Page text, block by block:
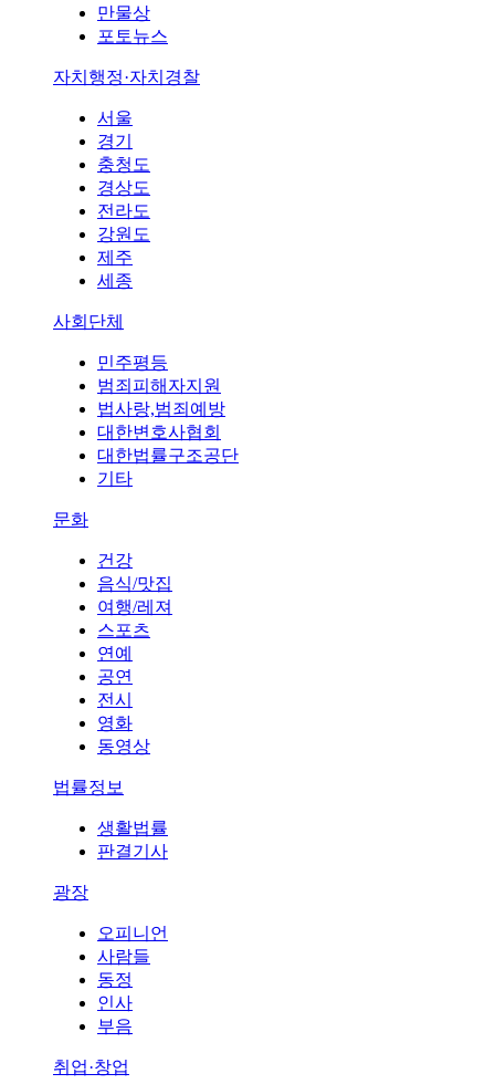
만물상
포토뉴스
자치행정·자치경찰
서울
경기
충청도
경상도
전라도
강원도
제주
세종
사회단체
민주평등
범죄피해자지원
법사랑,범죄예방
대한변호사협회
대한법률구조공단
기타
문화
건강
음식/맛집
여행/레져
스포츠
연예
공연
전시
영화
동영상
법률정보
생활법률
판결기사
광장
오피니언
사람들
동정
인사
부음
취업·창업